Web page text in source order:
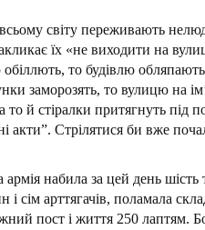
світу переживають
їх «не виходити на
то будівлю
заморозять, то вулицю на
й стіралки притягнуть під
акти”. Стрілятися би вже
набила за цей день шість
сім арттягачів, поламала
пост і життя 250 лаптям.